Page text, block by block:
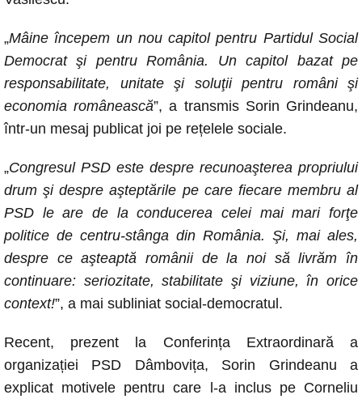
„Mâine începem un nou capitol pentru Partidul Social
Democrat şi pentru România. Un capitol bazat pe
responsabilitate, unitate şi soluţii pentru români şi
economia românească”, a transmis Sorin Grindeanu,
într-un mesaj publicat joi pe rețelele sociale.
„Congresul PSD este despre recunoaşterea propriului
drum şi despre aşteptările pe care fiecare membru al
PSD le are de la conducerea celei mai mari forţe
politice de centru-stânga din România. Şi, mai ales,
despre ce aşteaptă românii de la noi să livrăm în
continuare: seriozitate, stabilitate şi viziune, în orice
context!”, a mai subliniat social-democratul.
Recent, prezent la Conferința Extraordinară a
organizației PSD Dâmbovița, Sorin Grindeanu a
explicat motivele pentru care l-a inclus pe Corneliu